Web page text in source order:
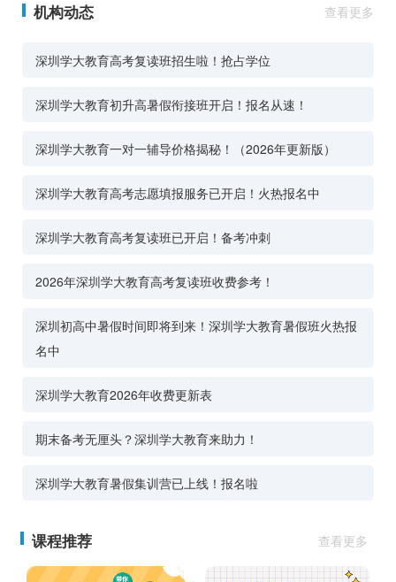
机构动态 查看更多
深圳学大教育高考复读班招生啦！抢占学位
深圳学大教育初升高暑假衔接班开启！报名从速！
深圳学大教育一对一辅导价格揭秘！（2026年更新版）
深圳学大教育高考志愿填报服务已开启！火热报名中
深圳学大教育高考复读班已开启！备考冲刺
2026年深圳学大教育高考复读班收费参考！
深圳初高中暑假时间即将到来！深圳学大教育暑假班火热报
名中
深圳学大教育2026年收费更新表
期末备考无厘头？深圳学大教育来助力！
深圳学大教育暑假集训营已上线！报名啦
课程推荐 查看更多